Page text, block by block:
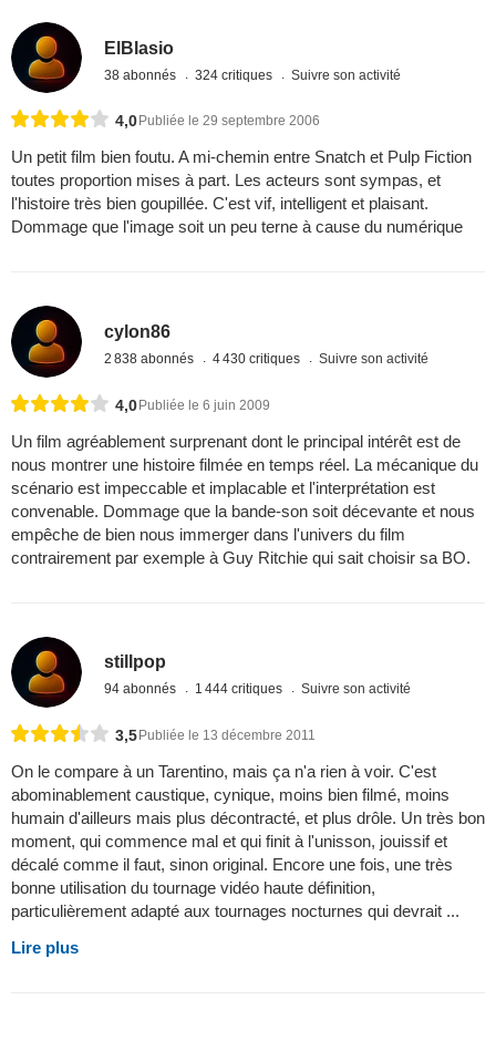
ElBlasio
38 abonnés 324 critiques Suivre son activité
4,0 Publiée le 29 septembre 2006
Un petit film bien foutu. A mi-chemin entre Snatch et Pulp Fiction
toutes proportion mises à part. Les acteurs sont sympas, et
l'histoire très bien goupillée. C'est vif, intelligent et plaisant.
Dommage que l'image soit un peu terne à cause du numérique
cylon86
2 838 abonnés 4 430 critiques Suivre son activité
4,0Publiée le 6 juin 2009
Un film agréablement surprenant dont le principal intérêt est de
nous montrer une histoire filmée en temps réel. La mécanique du
scénario est impeccable et implacable et l'interprétation est
convenable. Dommage que la bande-son soit décevante et nous
empêche de bien nous immerger dans l'univers du film
contrairement par exemple à Guy Ritchie qui sait choisir sa BO.
stillpop
94 abonnés 1 444 critiques Suivre son activité
3,5 Publiée le 13 décembre 2011
On le compare à un Tarentino, mais ça n'a rien à voir. C'est
abominablement caustique, cynique, moins bien filmé, moins
humain d'ailleurs mais plus décontracté, et plus drôle. Un très bon
moment, qui commence mal et qui finit à l'unisson, jouissif et
décalé comme il faut, sinon original. Encore une fois, une très
bonne utilisation du tournage vidéo haute définition,
particulièrement adapté aux tournages nocturnes qui devrait ...
Lire plus